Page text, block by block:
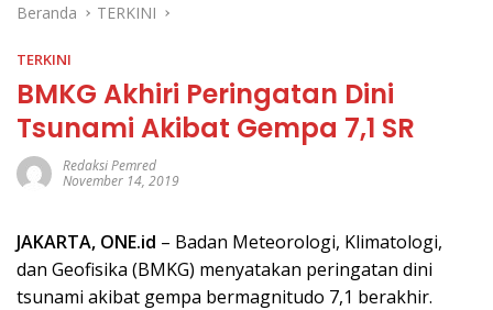
Beranda TERKINI
TERKINI
BMKG Akhiri Peringatan Dini
Tsunami Akibat Gempa 7,1 SR
Redaksi Pemred
November 14, 2019
JAKARTA, ONE.id – Badan Meteorologi, Klimatologi,
dan Geofisika (BMKG) menyatakan peringatan dini
tsunami akibat gempa bermagnitudo 7,1 berakhir.